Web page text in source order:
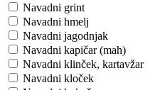
Navadni grint
Navadni hmelj
Navadni jagodnjak
Navadni kapičar (mah)
Navadni klinček, kartavžar
Navadni kloček